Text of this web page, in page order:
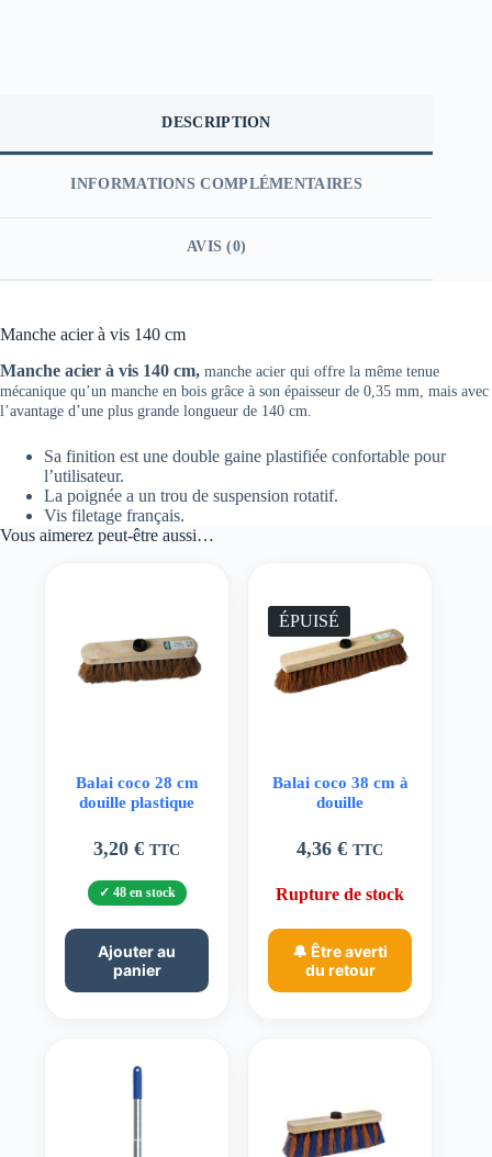
DESCRIPTION
INFORMATIONS COMPLÉMENTAIRES
AVIS (0)
Manche acier à vis 140 cm
Manche acier à vis 140 cm, manche acier qui offre la même tenue
mécanique qu’un manche en bois grâce à son épaisseur de 0,35 mm, mais avec
l’avantage d’une plus grande longueur de 140 cm.
Sa finition est une double gaine plastifiée confortable pour
l’utilisateur.
La poignée a un trou de suspension rotatif.
Vis filetage français.
Vous aimerez peut-être aussi…
Balai coco 28 cm
douille plastique
3,20€ TTC
48 en stock
Ajouter au
panier
ÉPUISÉ
Balai coco 38 cm à
douille
4,36€ TTC
Rupture de stock
🔔 Être averti
du retour